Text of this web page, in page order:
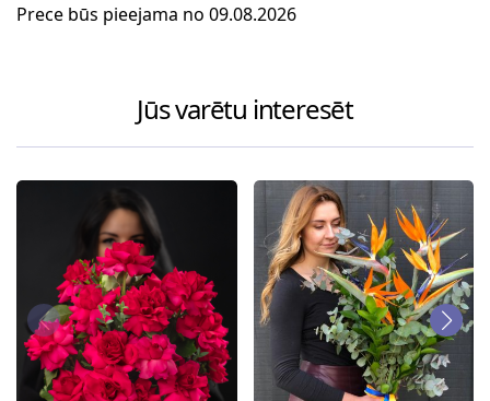
Prece būs pieejama no 09.08.2026
Jūs varētu interesēt